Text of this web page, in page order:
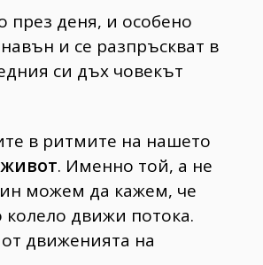
през деня, и особено
и се разпръскват в
си дъх човекът
в ритмите на нашето
. Именно той, а не
можем да кажем, че
движи потока.
движенията на